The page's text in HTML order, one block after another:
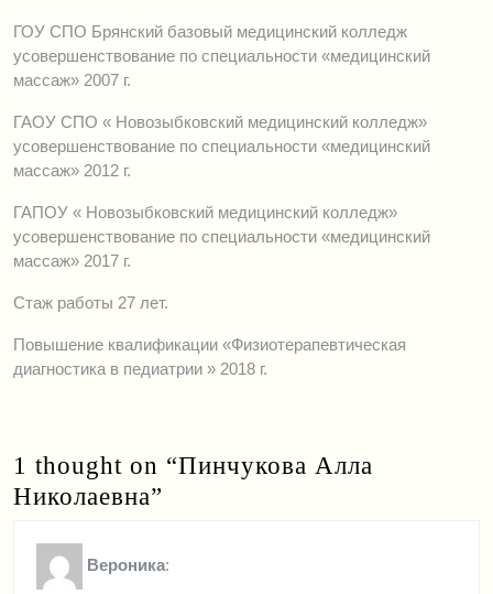
ГОУ СПО Брянский базовый медицинский колледж
усовершенствование по специальности «медицинский
массаж» 2007 г.
ГАОУ СПО « Новозыбковский медицинский колледж»
усовершенствование по специальности «медицинский
массаж» 2012 г.
ГАПОУ « Новозыбковский медицинский колледж»
усовершенствование по специальности «медицинский
массаж» 2017 г.
Стаж работы 27 лет.
Повышение квалификации «Физиотерапевтическая
диагностика в педиатрии » 2018 г.
1 thought on “Пинчукова Алла
Николаевна”
Вероника: